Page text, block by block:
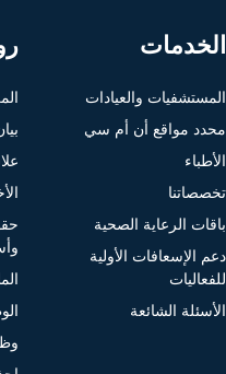
الخدمات
المستشفيات والعيادات
محدد مواقع أن أم سي
الأطباء
تخصصاتنا
باقات الرعاية الصحية
دعم الإسعافات الأولية
للفعاليات
الأسئلة الشائعة